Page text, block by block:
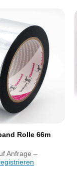
Artikel
merken
Rolle 66m
Anfrage –